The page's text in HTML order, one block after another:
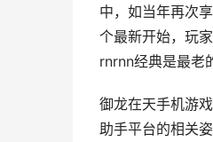
中，如当年再次
个最新开始，玩
rnrnn经典是最老
御龙在天手机游
助手平台的相关